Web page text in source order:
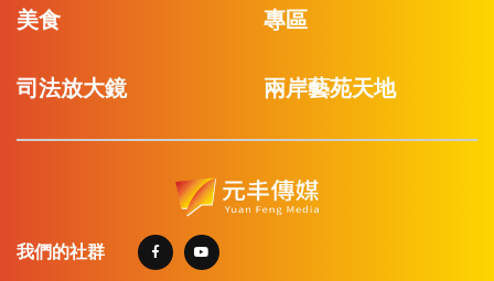
美食 專區
司法放大鏡 兩岸藝苑天地
我們的社群